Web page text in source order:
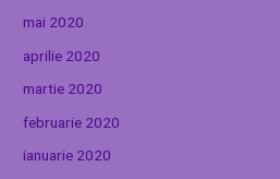
mai 2020
aprilie 2020
martie 2020
februarie 2020
ianuarie 2020